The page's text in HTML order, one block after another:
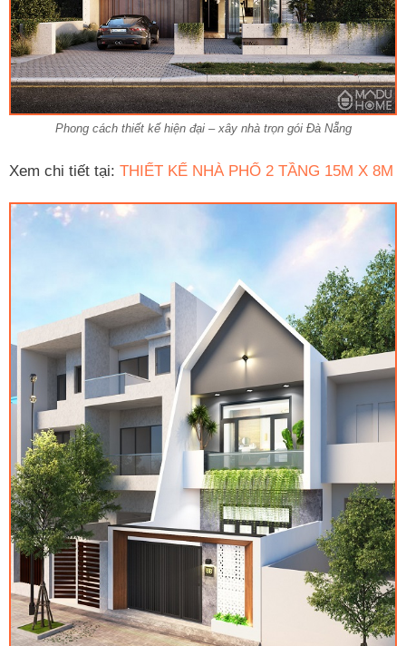
Phong cách thiết kế hiện đại – xây nhà trọn gói Đà Nẵng
Xem chi tiết tại: THIẾT KẾ NHÀ PHỐ 2 TẦNG 15M X 8M